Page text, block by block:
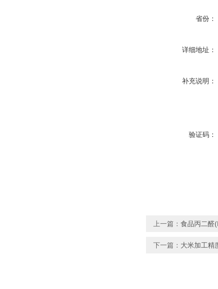
省份：
详细地址：
补充说明：
验证码：
上一篇： 食品丙二醛
下一篇： 大米加工精